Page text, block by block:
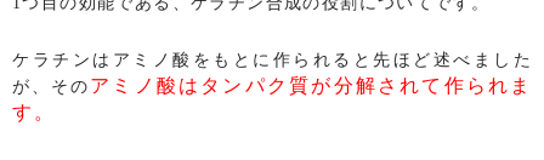
ケラチンはアミノ酸をもとに作られると先ほど述べました
が、その アミノ酸はタンパク質が分解されて作られま
す。